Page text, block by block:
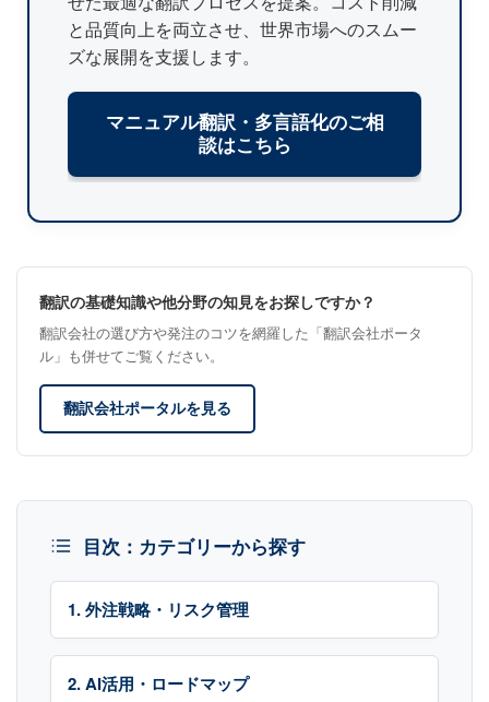
と品質向上を両立させ、世界市場へのスムー
ズな展開を支援します。
マニュアル翻訳・多言語化のご相
談はこちら
翻訳の基礎知識や他分野の知見をお探しですか？
翻訳会社の選び方や発注のコツを網羅した「翻訳会社ポータ
ル」も併せてご覧ください。
翻訳会社ポータルを見る
目次：カテゴリーから探す
1. 外注戦略・リスク管理
2. AI活用・ロードマップ